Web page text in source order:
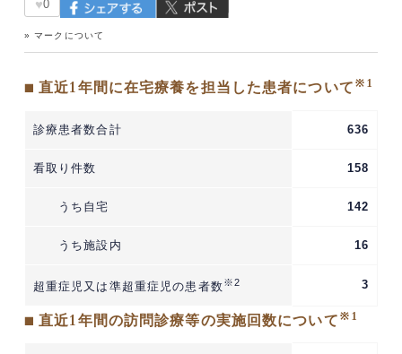
♥0
» マークについて
■ 直近1年間に在宅療養を担当した患者について※1
診療患者数合計 636
看取り件数 158
うち自宅 142
うち施設内 16
超重症児又は準超重症児の患者数※2 3
■ 直近1年間の訪問診療等の実施回数について※1